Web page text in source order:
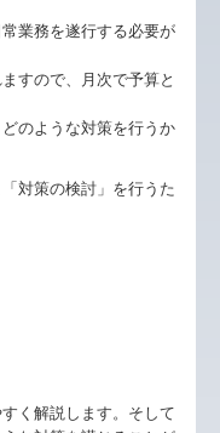
業務を遂行する必要が
すので、月次で予算と
のような対策を行うか
対策の検討」を行うた
く解説します。そして